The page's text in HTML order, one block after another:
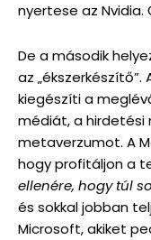
nyertese az Nvidia.
De a második
az
kiegészíti a
médiát, a hirdetési
metaverzumot. A
hogy profitáljon a
ellenére, hogy túl
és sokkal jobban
Microsoft, akiket